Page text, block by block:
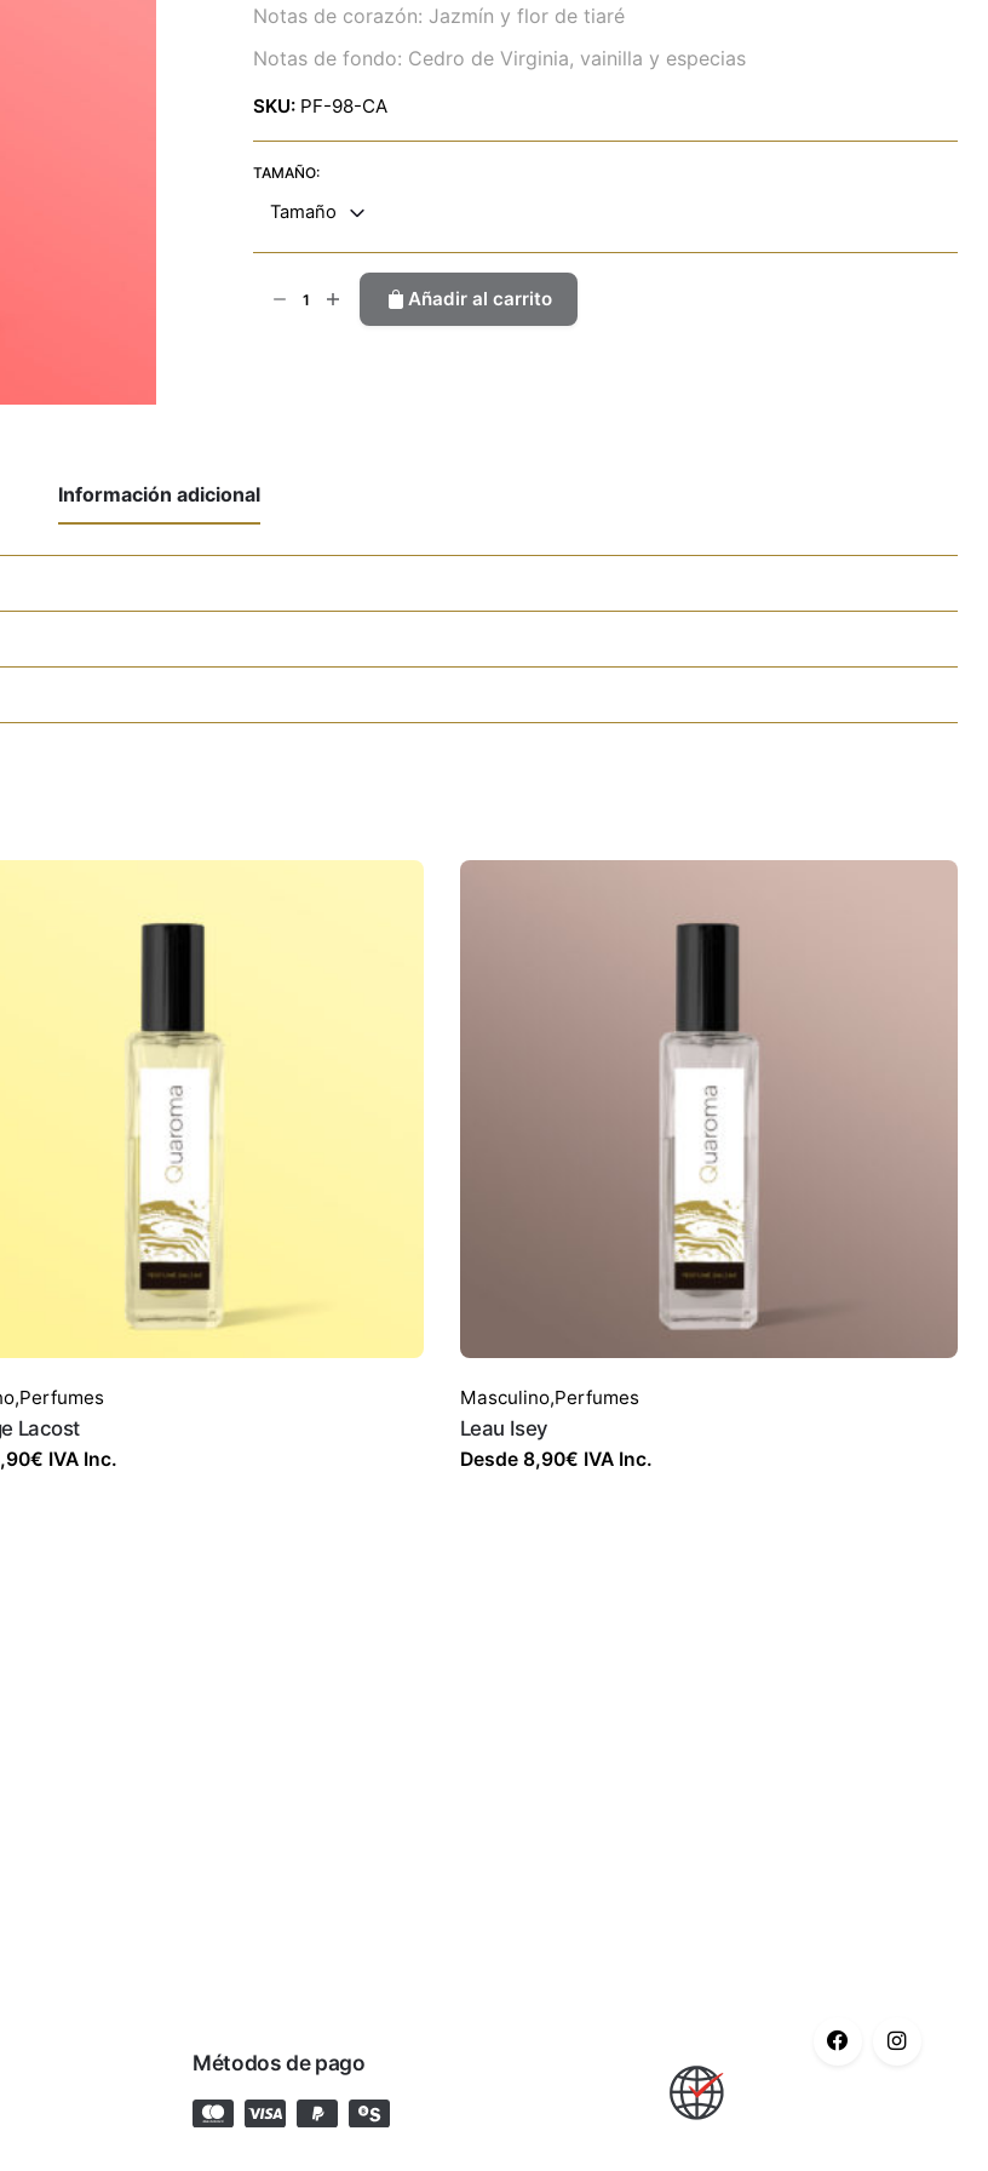
Notas de corazón: Jazmín y flor de tiaré
Notas de fondo: Cedro de Virginia, vainilla y especias
SKU: PF-98-CA
TAMAÑO:
Tamaño
Añadir al carrito
Información adicional
,Perfumes
Lacost
€ IVA Inc.
Masculino,Perfumes
Leau Isey
Desde 8,90€ IVA Inc.
Métodos de pago